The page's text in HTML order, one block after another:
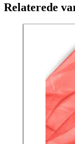
Relaterede